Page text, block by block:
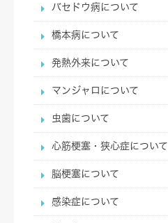
バセドウ病について
橋本病について
発熱外来について
マンジャロについて
虫歯について
心筋梗塞・狭心症について
脳梗塞について
感染症について